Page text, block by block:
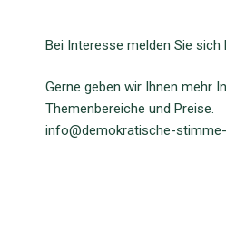
Bei Interesse melden Sie sich
Gerne geben wir Ihnen mehr
Themenbereiche und Preise.
info@demokratische-